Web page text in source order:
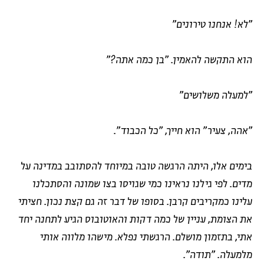
"לא! אנחנו טירונים"
הוא התקשה להאמין. "בן כמה אתה?"
"למעלה משלושים"
"אהה, צעיר" הוא חייך, "כל הכבוד".
בימים אלו, היתה הרגשה טובה במיוחד להסתובב במדינה על
מדים. לפי גילנו נראינו כמי שגויסו בצו שמונה והסתכלנו
עלינו כמקריבים קרבן. בסופו של דבר זה גם קצת נכון. חציתי
את הצומת, עניין של כמה דקות והאוטובוס הגיע לתחנה יחד
אתי, בתזמון מושלם. הרגשתי נפלא. מישהו מלווה אותי
מלמעלה. "תודה".